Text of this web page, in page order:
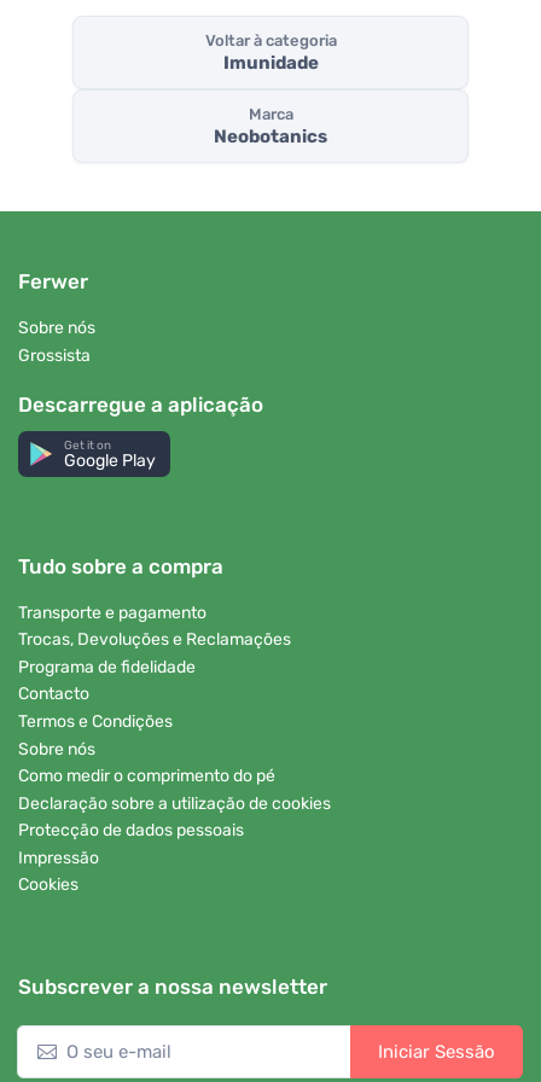
Voltar à categoria
Imunidade
Marca
Neobotanics
Ferwer
Sobre nós
Grossista
Descarregue a aplicação
Get it on
Google Play
Tudo sobre a compra
Transporte e pagamento
Trocas, Devoluções e Reclamações
Programa de fidelidade
Contacto
Termos e Condições
Sobre nós
Como medir o comprimento do pé
Declaração sobre a utilização de cookies
Protecção de dados pessoais
Impressão
Cookies
Subscrever a nossa newsletter
Iniciar Sessão